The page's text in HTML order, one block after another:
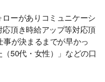
ーがありコミュニケーシ
頂き時給アップ等対応頂
が決まるまでが早かっ
50代・女性）」などの口